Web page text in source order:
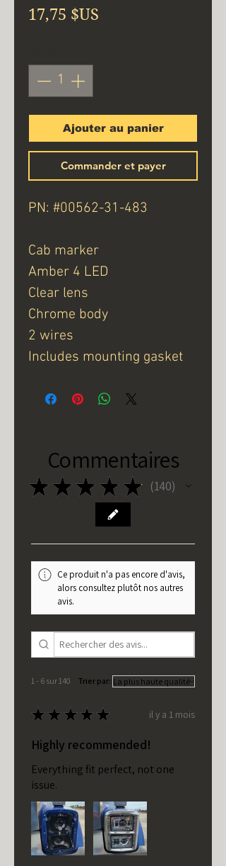
17,75 $US
Ajouter au panier
Commander et payer
PN: #00562-31-483
Cab marker
Amber 4 LED
Clear lens
Chrome body
2 wires
Includes mounting gasket
Commentaires
★ ★ ★ ★ ★ 140
140
Ce produit n'a pas encore d'avis,
alors consultez plutôt nos autres
avis.
1 - 6 sur 140 Trier par:
★ ★ ★ ★ ★ il y a 1 mois
Highly recommended!
Everything fit perfect, not one
issue.